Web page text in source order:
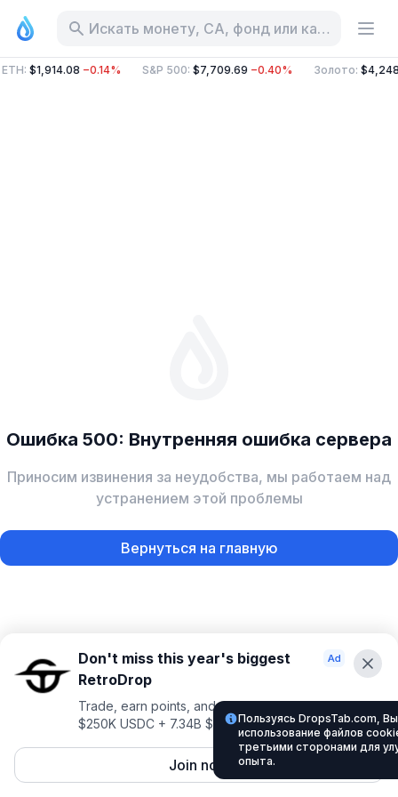
Искать монету, CA, фонд или категорию
ETH: $1,914.08 −0.14% S&P 500: $7,709.69 −0.40% Золото:
Ошибка 500: Внутренняя ошибка сервера
Приносим извинения за неудобства, мы работаем над
устранением этой проблемы
Вернуться на главную
Don't miss this year's biggest
RetroDrop
Trade, earn points, and climb for a shot at up to
$250K USDC + 7.34B $TRUE
Join now
Пользуясь DropsTab.com,
использование файлов
третьими сторонами для
опыта.